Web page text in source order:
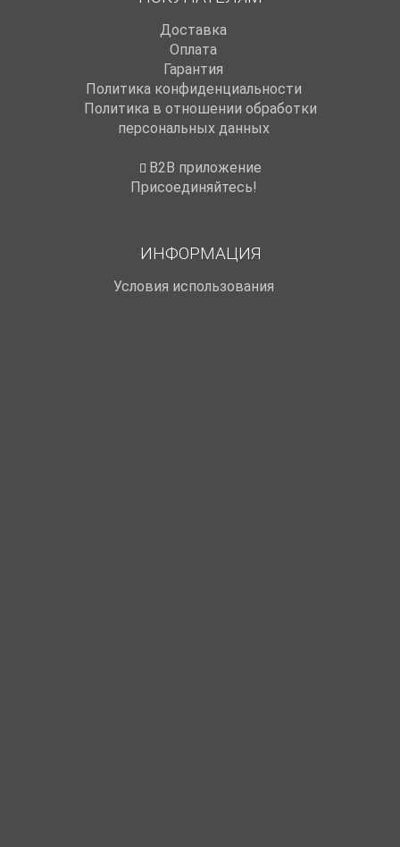
Доставка
Оплата
Гарантия
Политика конфиденциальности
Политика в отношении обработки
персональных данных
B2B приложение
Присоединяйтесь!
ИНФОРМАЦИЯ
Условия использования